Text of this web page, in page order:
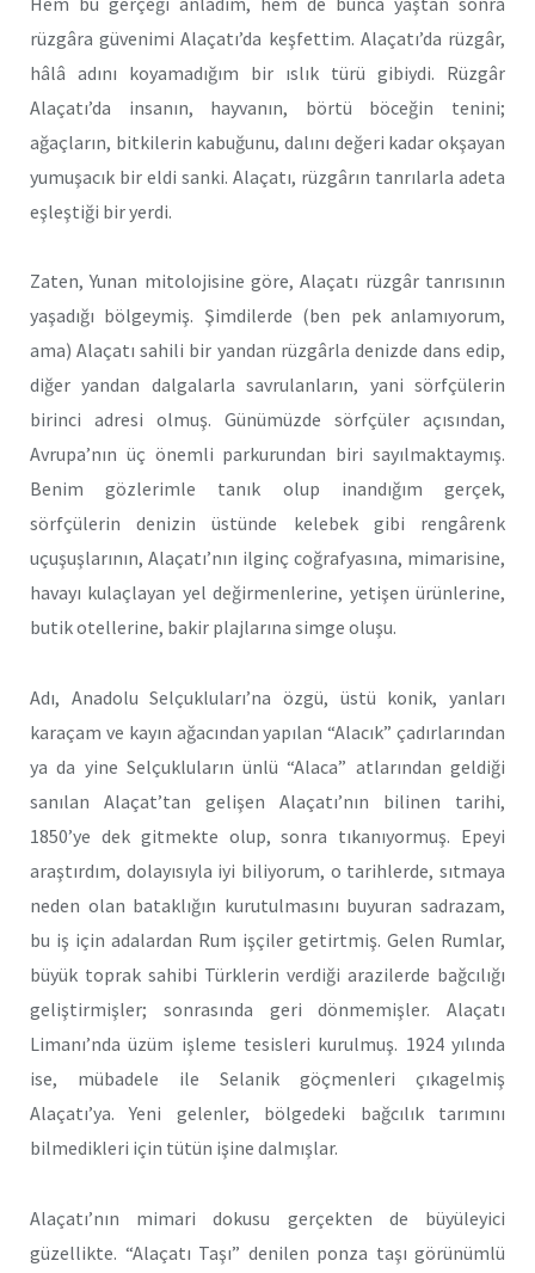
rüzgâra güvenimi Alaçatı’da keşfettim. Alaçatı’da rüzgâr,
hâlâ adını koyamadığım bir ıslık türü gibiydi. Rüzgâr
Alaçatı’da insanın, hayvanın, börtü böceğin tenini;
ağaçların, bitkilerin kabuğunu, dalını değeri kadar okşayan
yumuşacık bir eldi sanki. Alaçatı, rüzgârın tanrılarla adeta
eşleştiği bir yerdi.
Zaten, Yunan mitolojisine göre, Alaçatı rüzgâr tanrısının
yaşadığı bölgeymiş. Şimdilerde (ben pek anlamıyorum,
ama) Alaçatı sahili bir yandan rüzgârla denizde dans edip,
diğer yandan dalgalarla savrulanların, yani sörfçülerin
birinci adresi olmuş. Günümüzde sörfçüler açısından,
Avrupa’nın üç önemli parkurundan biri sayılmaktaymış.
Benim gözlerimle tanık olup inandığım gerçek,
sörfçülerin denizin üstünde kelebek gibi rengârenk
uçuşuşlarının, Alaçatı’nın ilginç coğrafyasına, mimarisine,
havayı kulaçlayan yel değirmenlerine, yetişen ürünlerine,
butik otellerine, bakir plajlarına simge oluşu.
Adı, Anadolu Selçukluları’na özgü, üstü konik, yanları
karaçam ve kayın ağacından yapılan “Alacık” çadırlarından
ya da yine Selçukluların ünlü “Alaca” atlarından geldiği
sanılan Alaçat’tan gelişen Alaçatı’nın bilinen tarihi,
1850’ye dek gitmekte olup, sonra tıkanıyormuş. Epeyi
araştırdım, dolayısıyla iyi biliyorum, o tarihlerde, sıtmaya
neden olan bataklığın kurutulmasını buyuran sadrazam,
bu iş için adalardan Rum işçiler getirtmiş. Gelen Rumlar,
büyük toprak sahibi Türklerin verdiği arazilerde bağcılığı
geliştirmişler; sonrasında geri dönmemişler. Alaçatı
Limanı’nda üzüm işleme tesisleri kurulmuş. 1924 yılında
ise, mübadele ile Selanik göçmenleri çıkagelmiş
Alaçatı’ya. Yeni gelenler, bölgedeki bağcılık tarımını
bilmedikleri için tütün işine dalmışlar.
Alaçatı’nın mimari dokusu gerçekten de büyüleyici
güzellikte. “Alaçatı Taşı” denilen ponza taşı görünümlü